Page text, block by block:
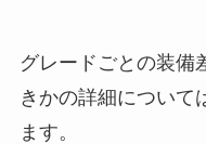
グレードごとの装備
きかの詳細について
ます。